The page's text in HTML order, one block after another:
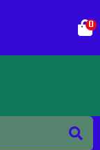
0